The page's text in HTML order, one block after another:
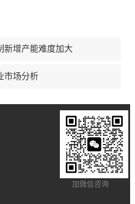
新增产能难度加大
市场分析
加微信咨询